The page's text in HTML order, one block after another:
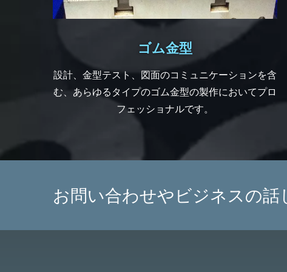
ゴム金型
設計、金型テスト、図面のコミュニケーションを含
む、あらゆるタイプのゴム金型の製作においてプロ
フェッショナルです。
お問い合わせやビジネスの話